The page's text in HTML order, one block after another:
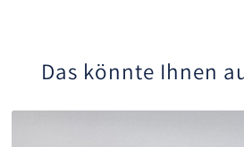
Das könnte Ihnen